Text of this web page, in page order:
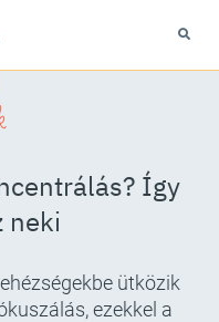
Így
neki
ütközik
ezekkel a